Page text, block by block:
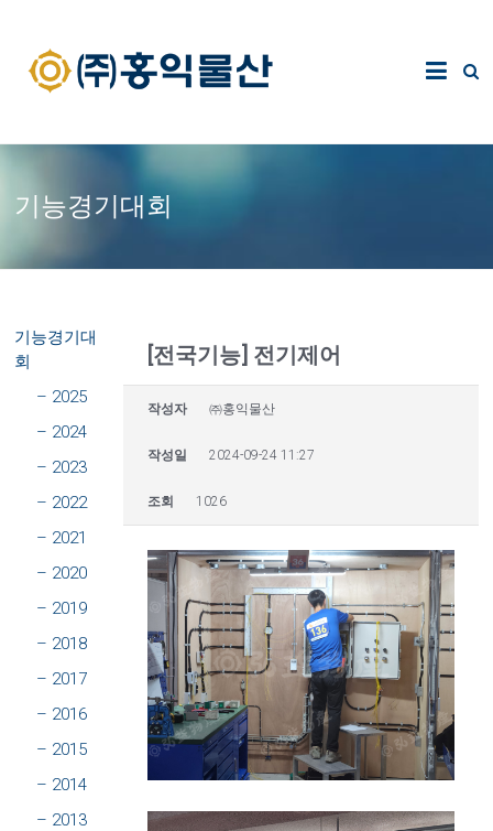
기능경기대회
[전국기능] 전기제어
작성자 ㈜홍익물산
작성일 2024-09-24 11:27
조회 1026
기능경기대
회
– 2025
– 2024
– 2023
– 2022
– 2021
– 2020
– 2019
– 2018
– 2017
– 2016
– 2015
– 2014
– 2013